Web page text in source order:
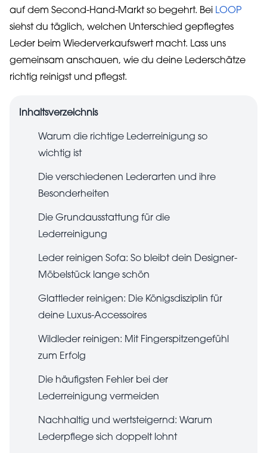
auf dem Second-Hand-Markt so begehrt. Bei LOOP
siehst du täglich, welchen Unterschied gepflegtes
Leder beim Wiederverkaufswert macht. Lass uns
gemeinsam anschauen, wie du deine Lederschätze
richtig reinigst und pflegst.
Inhaltsverzeichnis
Warum die richtige Lederreinigung so
wichtig ist
Die verschiedenen Lederarten und ihre
Besonderheiten
Die Grundausstattung für die
Lederreinigung
Leder reinigen Sofa: So bleibt dein Designer-
Möbelstück lange schön
Glattleder reinigen: Die Königsdisziplin für
deine Luxus-Accessoires
Wildleder reinigen: Mit Fingerspitzengefühl
zum Erfolg
Die häufigsten Fehler bei der
Lederreinigung vermeiden
Nachhaltig und wertsteigernd: Warum
Lederpflege sich doppelt lohnt